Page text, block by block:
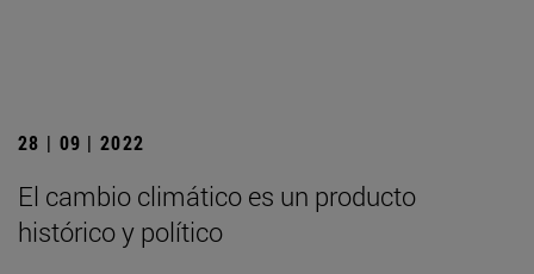
28 | 09 | 2022
El cambio climático es un producto
histórico y político